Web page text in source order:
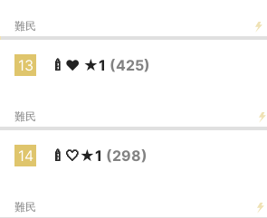
難民
13 🍼❤️ ★1 (425)
難民
14 🍼🤍★1 (298)
難民